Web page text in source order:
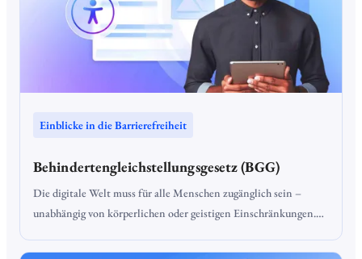
Einblicke in die Barrierefreiheit
Behindertengleichstellungsgesetz (BGG)
Die digitale Welt muss für alle Menschen zugänglich sein –
unabhängig von körperlichen oder geistigen Einschränkungen.
Menschen mit Behinderungen gleichberechtigt am